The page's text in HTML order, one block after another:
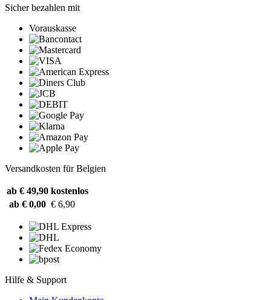
Sicher bezahlen mit
Vorauskasse
Versandkosten für Belgien
ab € 49,90 kostenlos
ab € 0,00 € 6,90
Hilfe & Support